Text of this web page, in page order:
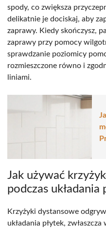
spody, co zwiększa
delikatnie je dociskaj, aby
zaprawy. Kiedy skończysz,
zaprawy przy pomocy
sprawdzanie poziomicy
rozmieszczone równo i
liniami.
Jak używać
podczas układania
Krzyżyki dystansowe
układania płytek,